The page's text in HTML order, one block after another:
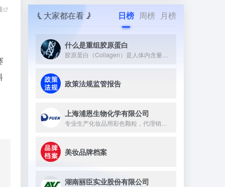
大家都在看 日榜 周榜 月榜
什么是重组胶原蛋白
政策法规监管报告
上海浦恩生物化学有限公司
美妆品牌档案
湖南丽臣实业股份有限公司